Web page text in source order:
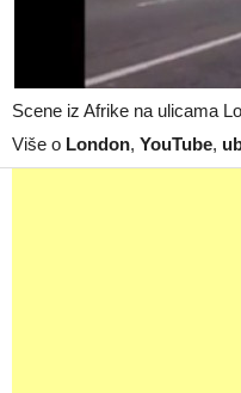
Scene iz Afrike na ulicama
Više o London, YouTube,